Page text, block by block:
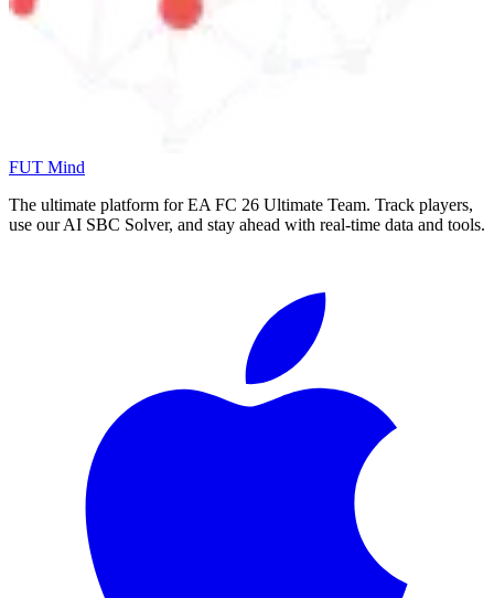
FUT Mind
The ultimate platform for EA FC 26 Ultimate Team. Track players,
use our AI SBC Solver, and stay ahead with real-time data and tools.